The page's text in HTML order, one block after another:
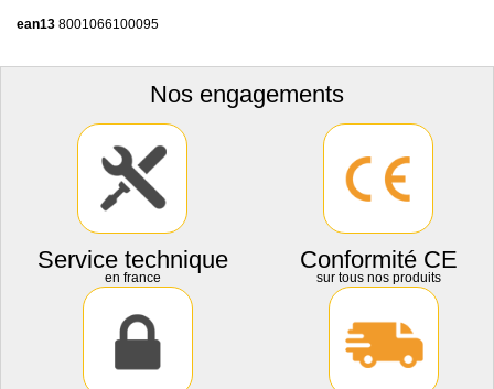
ean13 8001066100095
Nos engagements
Service technique
en france
Conformité CE
sur tous nos produits